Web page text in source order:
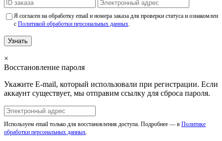
Я согласен на обработку email и номера заказа для проверки статуса и ознакомлен
с Политикой обработки персональных данных.
Узнать
×
Восстановление пароля
Укажите E-mail, который использовали при регистрации. Если
аккаунт существует, мы отправим ссылку для сброса пароля.
Используем email только для восстановления доступа. Подробнее — в Политике
обработки персональных данных.